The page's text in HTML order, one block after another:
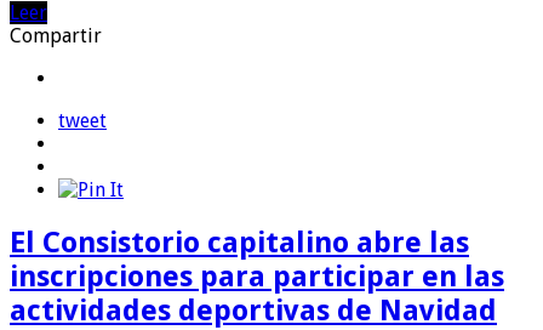
Leer
Compartir
tweet
El Consistorio capitalino abre las
inscripciones para participar en las
actividades deportivas de Navidad